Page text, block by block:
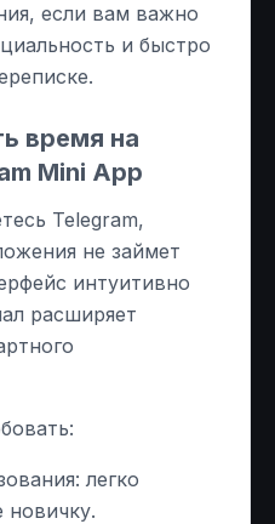
если вам важно
и быстро
время на
Mini App
Telegram,
не займет
интуитивно
расширяет
легко
новичку.